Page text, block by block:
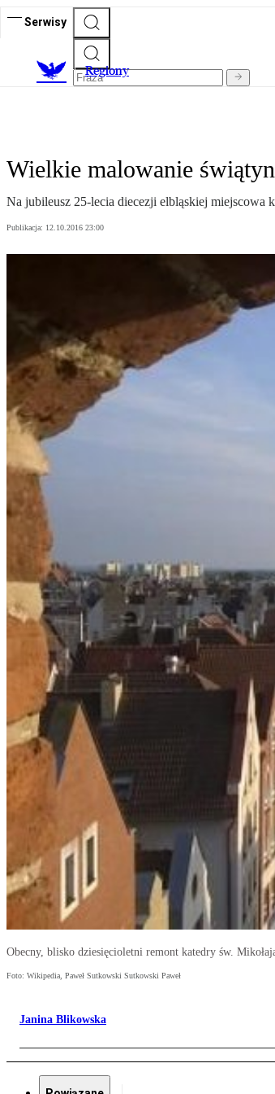
Serwisy
Regiony
Wielkie malowanie
Na jubileusz 25-lecia diecezji elbląskiej miejscowa
Publikacja: 12.10.2016 23:00
Obecny, blisko dziesięcioletni remont katedry św.
Foto: Wikipedia, Paweł Sutkowski Sutkowski Paweł
Janina Blikowska